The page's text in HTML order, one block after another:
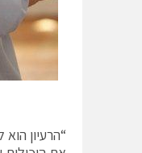
“הרעיון